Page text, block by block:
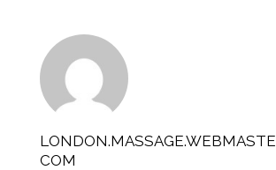
COM